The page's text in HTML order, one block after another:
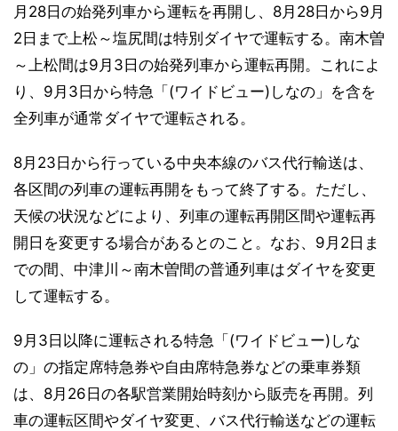
月28日の始発列車から運転を再開し、8月28日から9月
2日まで上松～塩尻間は特別ダイヤで運転する。南木曽
～上松間は9月3日の始発列車から運転再開。これによ
り、9月3日から特急「(ワイドビュー)しなの」を含を
全列車が通常ダイヤで運転される。
8月23日から行っている中央本線のバス代行輸送は、
各区間の列車の運転再開をもって終了する。ただし、
天候の状況などにより、列車の運転再開区間や運転再
開日を変更する場合があるとのこと。なお、9月2日ま
での間、中津川～南木曽間の普通列車はダイヤを変更
して運転する。
9月3日以降に運転される特急「(ワイドビュー)しな
の」の指定席特急券や自由席特急券などの乗車券類
は、8月26日の各駅営業開始時刻から販売を再開。列
車の運転区間やダイヤ変更、バス代行輸送などの運転